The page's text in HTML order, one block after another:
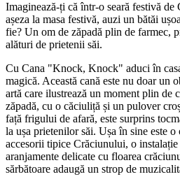
Imaginează-ți că într-o seară festivă
așeza la masa festivă, auzi un bătăi
fie? Un om de zăpadă plin de farmec,
alături de prietenii săi.
Cu Cana "Knock, Knock" aduci în
magică. Această cană este nu doar un
artă care ilustrează un moment plin de
zăpadă, cu o căciuliță și un pulover
față frigului de afară, este surprins
la ușa prietenilor săi. Ușa în sine este o
accesorii tipice Crăciunului, o
aranjamente delicate cu floarea
sărbătoare adaugă un strop de